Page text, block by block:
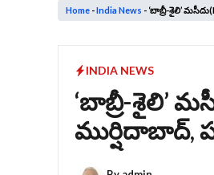
Home -India News - ‘బాబ్రీ-శైలి’
INDIA NEWS
‘బాబ్రీ-శైలి’
ముర్షిదాబాద్‌,